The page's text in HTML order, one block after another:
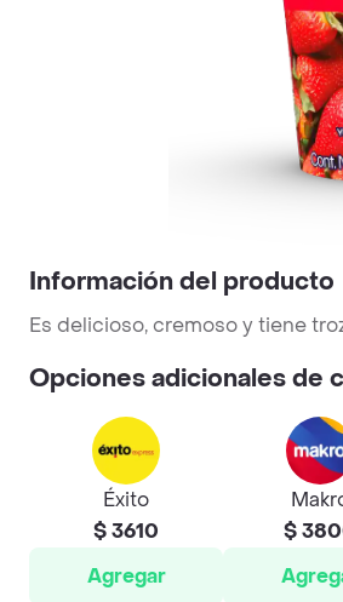
Información del producto
Es delicioso, cremoso y tiene
Opciones adicionales de
Éxito
$ 3610
Agregar
$